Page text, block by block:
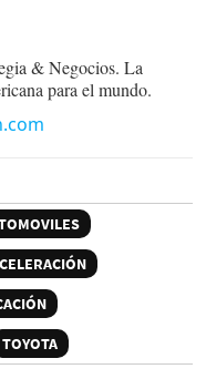
& Negocios. La
para el mundo.
TOYOTA